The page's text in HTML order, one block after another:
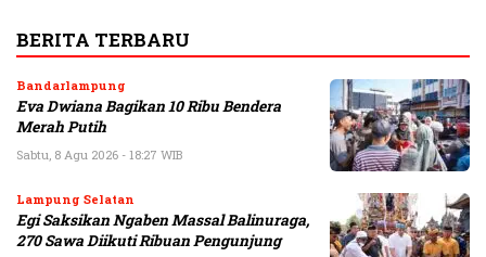
BERITA TERBARU
Bandarlampung
Eva Dwiana Bagikan 10 Ribu Bendera
Merah Putih
Sabtu, 8 Agu 2026 - 18:27 WIB
Lampung Selatan
Egi Saksikan Ngaben Massal Balinuraga,
270 Sawa Diikuti Ribuan Pengunjung